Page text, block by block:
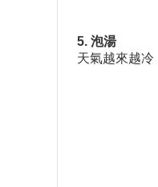
5. 泡湯
天氣越來越冷